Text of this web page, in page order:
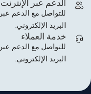
الدعم عبر الإنترنت
للتواصل مع الدعم عبر
البريد الإلكتروني.
خدمة العملاء
للتواصل مع الدعم عبر
البريد الإلكتروني.